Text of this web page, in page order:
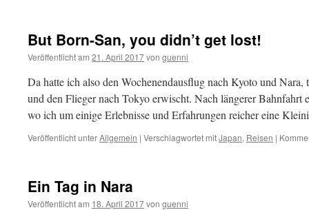
But Born-San, you didn’t get lost!
Veröffentlicht am 21. April 2017von guenni
Da hatte ich also den Wochenendausflug nach Kyoto und
und den Flieger nach Tokyo erwischt. Nach längerer
wo ich um einige Erlebnisse und Erfahrungen reicher eine
Veröffentlicht unterAllgemein | Verschlagwortet mitJapan, Reisen |
Ein Tag in Nara
Veröffentlicht am 18. April 2017von guenni